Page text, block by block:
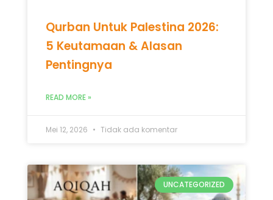
Qurban Untuk Palestina 2026:
5 Keutamaan & Alasan
Pentingnya
READ MORE »
Mei 12, 2026 Tidak ada komentar
UNCATEGORIZED